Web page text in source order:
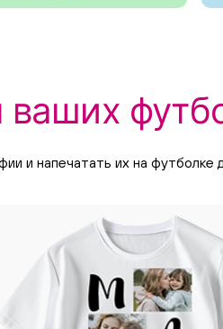
и напечатать их на футболке